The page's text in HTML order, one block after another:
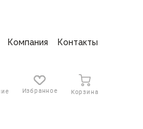
Компания Контакты
Избранное Корзина